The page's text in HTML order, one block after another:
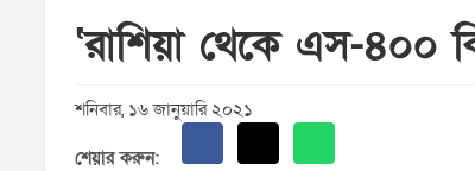
‘রাশিয়া থেকে এস-৪০০
শনিবার, ১৬ জানুয়ারি ২০২১
শেয়ার করুন: